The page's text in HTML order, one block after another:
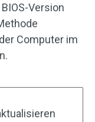
Version
Computer im